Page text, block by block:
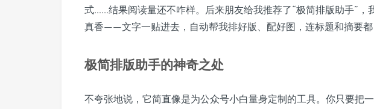
式……结果阅读量还不咋样。后来朋友给我推荐了“极简排版助手”，
真香——文字一贴进去，自动帮我排好版、配好图，连标题和摘要都
极简排版助手的神奇之处
不夸张地说，它简直像是为公众号小白量身定制的工具。你只要把